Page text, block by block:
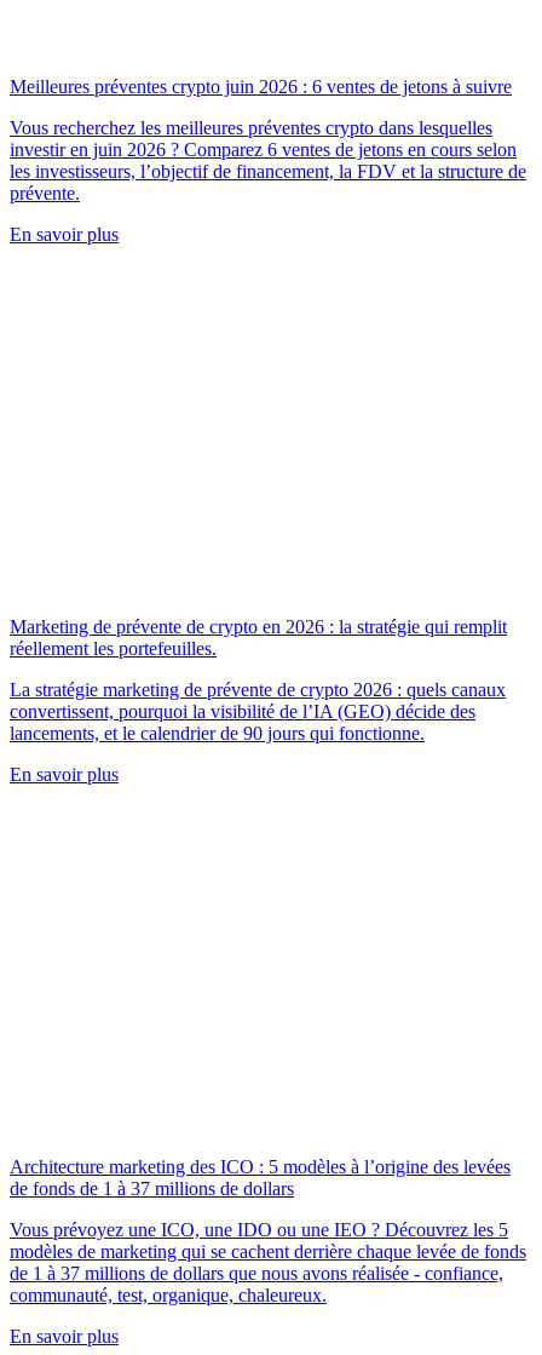
Meilleures préventes crypto juin 2026 : 6 ventes de jetons à suivre
Vous recherchez les meilleures préventes crypto dans lesquelles
investir en juin 2026 ? Comparez 6 ventes de jetons en cours selon
les investisseurs, l’objectif de financement, la FDV et la structure de
prévente.
En savoir plus
Marketing de prévente de crypto en 2026 : la stratégie qui remplit
réellement les portefeuilles.
La stratégie marketing de prévente de crypto 2026 : quels canaux
convertissent, pourquoi la visibilité de l’IA (GEO) décide des
lancements, et le calendrier de 90 jours qui fonctionne.
En savoir plus
Architecture marketing des ICO : 5 modèles à l’origine des levées
de fonds de 1 à 37 millions de dollars
Vous prévoyez une ICO, une IDO ou une IEO ? Découvrez les 5
modèles de marketing qui se cachent derrière chaque levée de fonds
de 1 à 37 millions de dollars que nous avons réalisée - confiance,
communauté, test, organique, chaleureux.
En savoir plus